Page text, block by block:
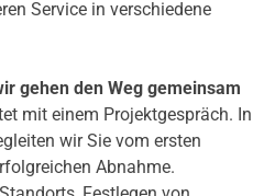
Service in verschiedene
gehen den Weg gemeinsam
mit einem Projektgespräch. In
wir Sie vom ersten
Abnahme.